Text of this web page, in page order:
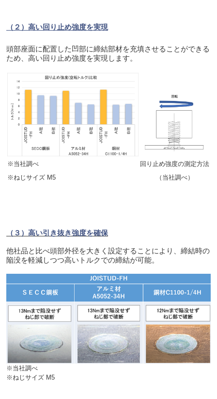
（２）高い回り止め強度を実現
頭部座面に配置した凹部に締結部材を充填させることができる
ため、高い回り止め強度を実現します。
※当社調べ
※ねじサイズ M5
回り止め強度の測定方法
（当社調べ）
（３）高い引き抜き強度を確保
他社品と比べ頭部外径を大きく設定することにより、締結時の
陥没を軽減しつつ高いトルクでの締結が可能。
※当社調べ
※ねじサイズ M5